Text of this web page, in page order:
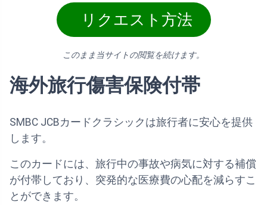
リクエスト方法
このまま当サイトの閲覧を続けます。
海外旅行傷害保険付帯
SMBC JCBカードクラシックは旅行者に安心を提供
します。
このカードには、旅行中の事故や病気に対する補償
が付帯しており、突発的な医療費の心配を減らすこ
とができます。